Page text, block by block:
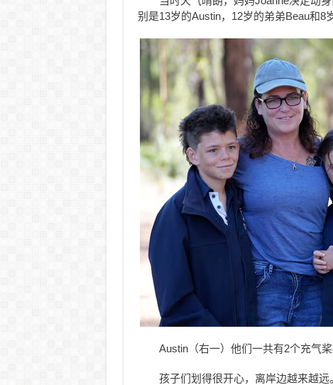
别是13岁的Austin，12岁的弟弟Beau和8
Austin（右一）他们一共有2个充气桨
孩子们划得很开心，离岸边越来越